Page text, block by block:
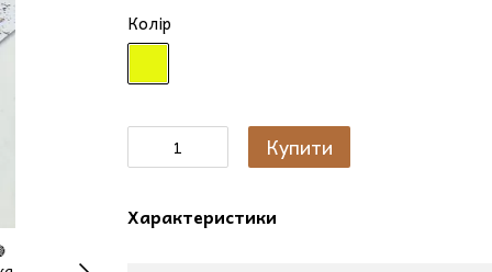
Колір
Купити
Характеристики